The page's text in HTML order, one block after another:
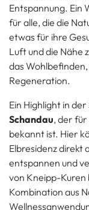
Entspannung. Ein
für alle, die die
etwas für ihre
Luft und die Nähe
das
Regeneration.
Ein Highlight in
Schandau, der
bekannt ist. Hier
Elbresidenz direkt
entspannen und
von Kneipp-Kuren
Kombination aus